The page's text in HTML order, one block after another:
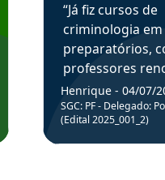
“Já fiz cursos de
criminologia em
preparatórios,
professores
fiz curso em pós
graduação.
Professor do
sem dúvida, o
Henrique - 04/07/
SGC: PF - Delegado:
(Edital 2025_001_2)